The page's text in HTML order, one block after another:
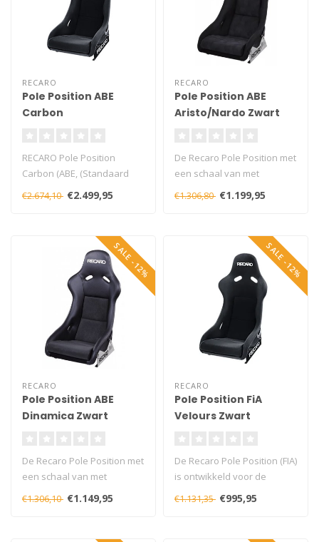
RECARO
Pole Position ABE
Carbon
RECARO Pole Position
Carbon (ABE, (Standaard
+ Kuip vervaardigt ui..
€2.674,10 €2.499,95
RECARO
Pole Position ABE
Aristo/Nardo Zwart
De Recaro Pole Position met
een schaal van met
glasvezel versterkte
kunststof, G..
€1.306,80 €1.199,95
SALE -12%
RECARO
Pole Position ABE
Dinamica Zwart
De Recaro Pole Position met
een schaal van met
glasvezel versterkte
kunststof, G..
€1.306,10 €1.149,95
SALE -12%
RECARO
Pole Position FiA
Velours Zwart
De Recaro Pole Position (FIA)
is ontwikkeld voor de
professionele autocoureurs
€1.131,35 €995,95